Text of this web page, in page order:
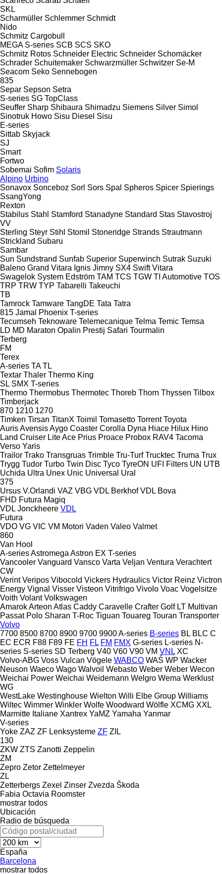
SKL
Scharmüller Schlemmer Schmidt
Nido
Schmitz Cargobull
MEGA S-series SCB SCS SKO
Schmitz Rotos Schneider Electric Schneider Schomäcker
Schrader Schuitemaker Schwarzmüller Schwitzer Se-M
Seacom Seko Sennebogen
835
Separ Sepson Setra
S-series SG TopClass
Seuffer Sharp Shibaura Shimadzu Siemens Silver Simol
Sinotruk Howo Sisu Diesel Sisu
E-series
Sittab Skyjack
SJ
Smart
Fortwo
Sobemai Sofim Solaris
Alpino Urbino
Sonavox Sonceboz Sorl Sors Spal Spheros Spicer Spierings
SsangYong
Rexton
Stabilus Stahl Stamford Stanadyne Standard Stas Stavostroj
VV
Sterling Steyr Stihl Stomil Stoneridge Strands Strautmann
Strickland Subaru
Sambar
Sun Sundstrand Sunfab Superior Superwinch Sutrak Suzuki
Baleno Grand Vitara Ignis Jimny SX4 Swift Vitara
Swagelok System Edström TAM TCS TGW TI Automotive TOS
TRP TRW TYP Tabarelli Takeuchi
TB
Tamrock Tamware TangDE Tata Tatra
815 Jamal Phoenix T-series
Tecumseh Teknoware Telemecanique Telma Temic Temsa
LD MD Maraton Opalin Prestij Safari Tourmalin
Terberg
FM
Terex
A-series TA TL
Textar Thaler Thermo King
SL SMX T-series
Thermo Thermobus Thermotec Thoreb Thorn Thyssen Tilbox
Timberjack
870 1210 1270
Timken Tirsan TitanX Toimil Tomasetto Torrent Toyota
AurisAvensisAygo Coaster Corolla Dyna Hiace Hilux Hino
Land Cruiser Lite Ace Prius Proace Probox RAV4 Tacoma
Verso Yaris
Trailor Trako Transgruas Trimble Tru-Turf Trucktec Truma Trux
Trygg Tudor Turbo Twin Disc Tyco TyreON UFI Filters UN UTB
Uchida Ultra Unex Unic Universal Ural
375
Ursus V.Orlandi VAZ VBG VDL Berkhof VDL Bova
FHD Futura Magiq
VDL Jonckheere VDL
Futura
VDO VG VIC VM Motori Vaden Valeo Valmet
860
Van Hool
A-seriesAstromega Astron EX T-series
Vancooler Vanguard Vansco Varta Veljan Ventura Verachtert
CW
Verint Veripos Vibocold Vickers Hydraulics Victor Reinz Victron
Energy Vignal Visser Visteon Vitrifrigo Vivolo Voac Vogelsitze
Voith Volant Volkswagen
AmarokArteon Atlas Caddy Caravelle Crafter Golf LT Multivan
Passat Polo Sharan T-Roc Tiguan Touareg Touran Transporter
Volvo
7700 8500 8700 8900 9700 9900A-series B-series BL BLC C
EC ECR F88 F89 FE FH FL FM FMX G-series L-series N-
series S-series SD Terberg V40 V60 V90 VM VNL XC
Volvo-ABG Voss Vulcan Vögele WABCO WAŚ WP Wacker
Neuson Waeco Wago Walvoil Webasto Weber Weber Wecon
Weichai Power Weichai Weidemann Welgro Wema Werklust
WG
WestLake Westinghouse Wielton Willi Elbe Group Williams
Wiltec Wimmer Winkler Wolfe Woodward Wölfle XCMG XXL
Marmitte Italiane Xantrex YaMZ Yamaha Yanmar
V-series
Yoke ZAZ ZF Lenksysteme ZF ZIL
130
ZKW ZTS Zanotti Zeppelin
ZM
Zepro Zetor Zettelmeyer
ZL
Zetterbergs Zexel Zinser Zvezda Škoda
Fabia Octavia Roomster
mostrar todos
Ubicación
Radio de búsqueda
España
Barcelona
mostrar todos